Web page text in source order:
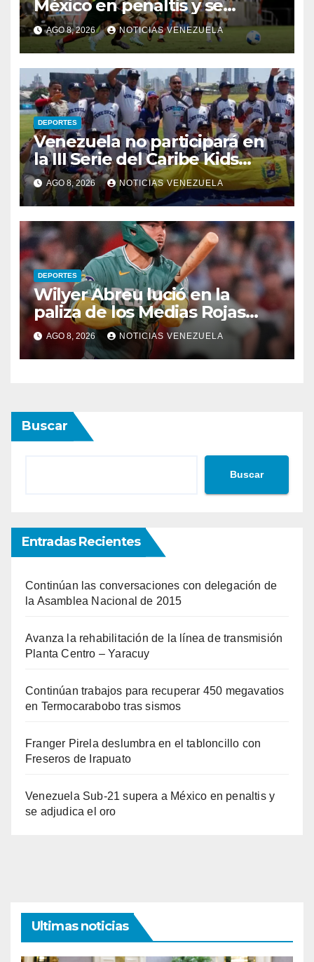
México en penaltis y se
adjudica el oro
AGO 8, 2026 NOTICIAS VENEZUELA
DEPORTES
Venezuela no participará en
la III Serie del Caribe Kids
Nayarit 2026
AGO 8, 2026 NOTICIAS VENEZUELA
DEPORTES
Wilyer Abreu lució en la
paliza de los Medias Rojas
sobre los Atléticos
AGO 8, 2026 NOTICIAS VENEZUELA
Buscar
Buscar
Entradas Recientes
Continúan las conversaciones con delegación de
la Asamblea Nacional de 2015
Avanza la rehabilitación de la línea de transmisión
Planta Centro – Yaracuy
Continúan trabajos para recuperar 450 megavatios
en Termocarabobo tras sismos
Franger Pirela deslumbra en el tabloncillo con
Freseros de Irapuato
Venezuela Sub-21 supera a México en penaltis y
se adjudica el oro
Ultimas noticias